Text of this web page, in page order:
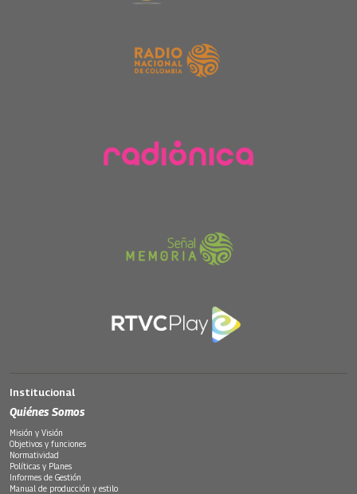
Institucional
Quiénes Somos
Misión y Visión
Objetivos y funciones
Normatividad
Políticas y Planes
Informes de Gestión
Manual de producción y estilo